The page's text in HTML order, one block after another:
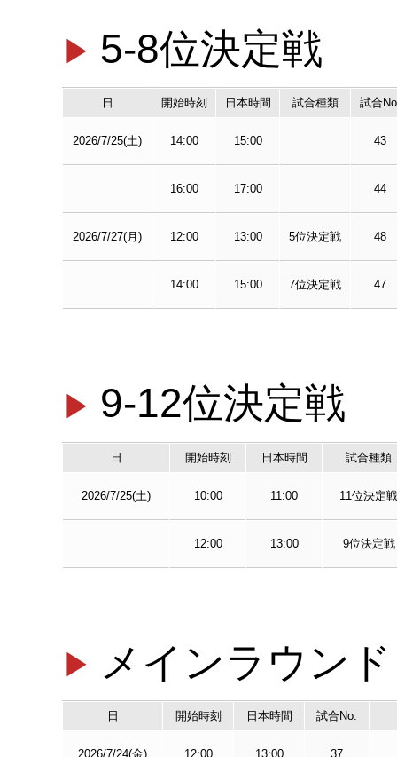
5-8位決定戦
日 開始時刻 日本時間 試合種類 試合
2026/7/25(土) 14:00 15:00 43
16:00 17:00 44
2026/7/27(月) 12:00 13:00 5位決定戦 48
14:00 15:00 7位決定戦 47
9-12位決定戦
日 開始時刻 日本時間 試合種類
2026/7/25(土) 10:00 11:00 11位決定戦
12:00 13:00 9位決定戦
メインラウン
日 開始時刻 日本時間 試合No.
2026/7/24(金) 12:00 13:00 37